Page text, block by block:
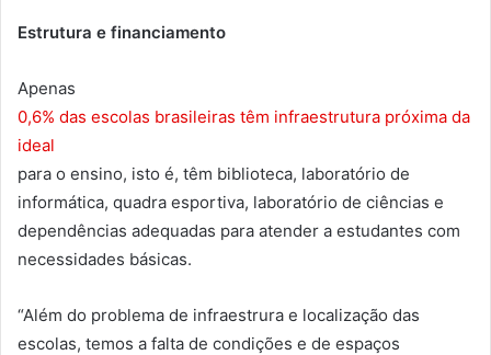
Estrutura e financiamento
Apenas
0,6% das escolas brasileiras têm infraestrutura próxima da
ideal
para o ensino, isto é, têm biblioteca, laboratório de
informática, quadra esportiva, laboratório de ciências e
dependências adequadas para atender a estudantes com
necessidades básicas.
“Além do problema de infraestrura e localização das
escolas, temos a falta de condições e de espaços